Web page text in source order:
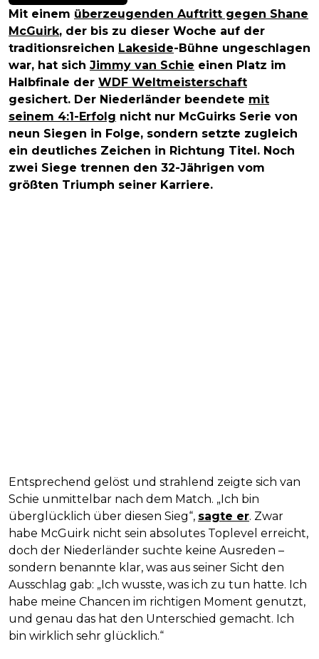
Mit einem überzeugenden Auftritt gegen Shane
McGuirk, der bis zu dieser Woche auf der
traditionsreichen Lakeside-Bühne ungeschlagen
war, hat sich Jimmy van Schie einen Platz im
Halbfinale der WDF Weltmeisterschaft
gesichert. Der Niederländer beendete mit
seinem 4:1-Erfolg nicht nur McGuirks Serie von
neun Siegen in Folge, sondern setzte zugleich
ein deutliches Zeichen in Richtung Titel. Noch
zwei Siege trennen den 32-Jährigen vom
größten Triumph seiner Karriere.
Entsprechend gelöst und strahlend zeigte sich van
Schie unmittelbar nach dem Match. „Ich bin
überglücklich über diesen Sieg“, sagte er. Zwar
habe McGuirk nicht sein absolutes Toplevel erreicht,
doch der Niederländer suchte keine Ausreden –
sondern benannte klar, was aus seiner Sicht den
Ausschlag gab: „Ich wusste, was ich zu tun hatte. Ich
habe meine Chancen im richtigen Moment genutzt,
und genau das hat den Unterschied gemacht. Ich
bin wirklich sehr glücklich.“